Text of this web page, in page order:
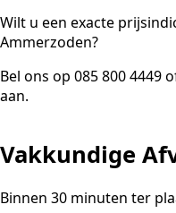
Wilt u een exacte
Ammerzoden?
Bel ons op 085 800 4449
aan.
Vakkundige
Binnen 30 minuten ter